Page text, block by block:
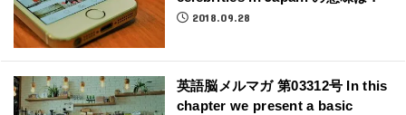
2018.09.28
英語脳メルマガ 第03312号 In this
chapter we present a basic